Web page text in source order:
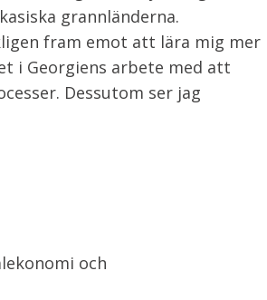
grannländerna.
fram emot att lära mig mer
i Georgiens arbete med att
Dessutom ser jag
och